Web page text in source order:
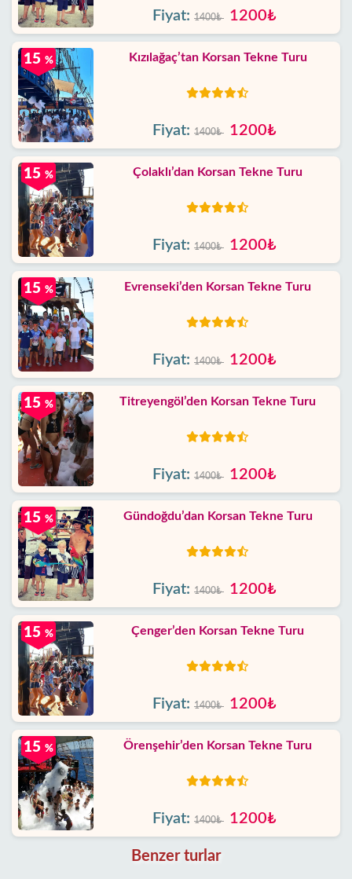
Fiyat: 1400₺ 1200₺
15 % Kızılağaç’tan Korsan Tekne Turu
Fiyat: 1400₺ 1200₺
15 % Çolaklı’dan Korsan Tekne Turu
Fiyat: 1400₺ 1200₺
15 % Evrenseki’den Korsan Tekne Turu
Fiyat: 1400₺ 1200₺
15 % Titreyengöl’den Korsan Tekne Turu
Fiyat: 1400₺ 1200₺
15 % Gündoğdu’dan Korsan Tekne Turu
Fiyat: 1400₺ 1200₺
15 % Çenger’den Korsan Tekne Turu
Fiyat: 1400₺ 1200₺
15 % Örenşehir’den Korsan Tekne Turu
Fiyat: 1400₺ 1200₺
Benzer turlar